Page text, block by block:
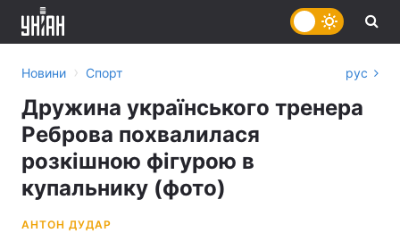
Новини › Спорт рус
Дружина українського тренера
Реброва похвалилася
розкішною фігурою в
купальнику (фото)
АНТОН ДУДАР